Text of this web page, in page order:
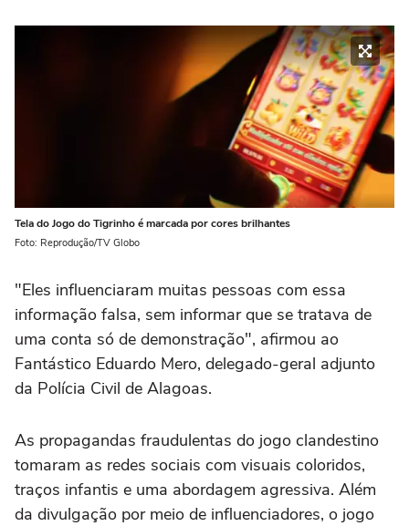
Tela do Jogo do Tigrinho é marcada por cores brilhantes
Foto: Reprodução/TV Globo
"Eles influenciaram muitas pessoas com essa
informação falsa, sem informar que se tratava de
uma conta só de demonstração", afirmou ao
Fantástico Eduardo Mero, delegado-geral adjunto
da Polícia Civil de Alagoas.
As propagandas fraudulentas do jogo clandestino
tomaram as redes sociais com visuais coloridos,
traços infantis e uma abordagem agressiva. Além
da divulgação por meio de influenciadores, o jogo